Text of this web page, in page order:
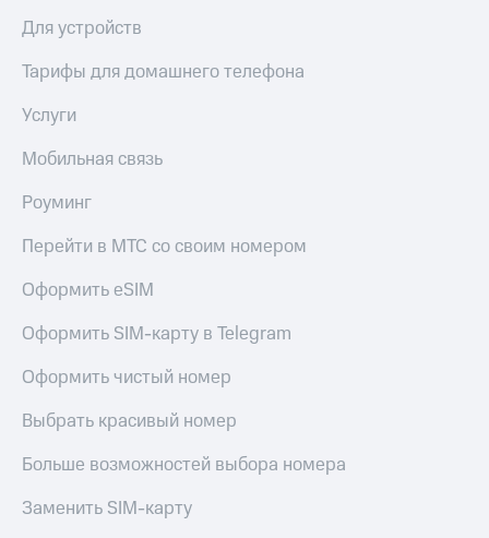
Для устройств
Тарифы для домашнего телефона
Услуги
Мобильная связь
Роуминг
Перейти в МТС со своим номером
Оформить eSIM
Оформить SIM-карту в Telegram
Оформить чистый номер
Выбрать красивый номер
Больше возможностей выбора номера
Заменить SIM-карту